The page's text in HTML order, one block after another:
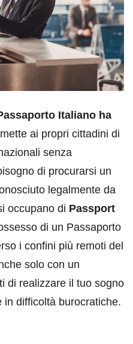
Italiano ha
ai propri cittadini di
senza
di procurarsi un
legalmente da
occupano di Passport
di un Passaporto
i confini più remoti del
solo con un
di realizzare il tuo sogno
in difficoltà burocratiche.